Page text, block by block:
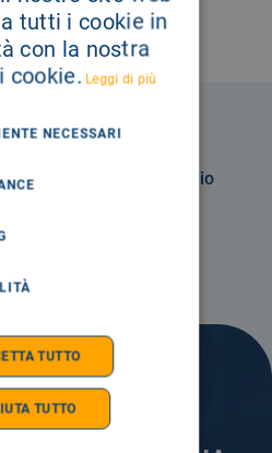
in Servizio Sanitario
tutti i cookie in
con la nostra
cookie. Leggi di più
NECESSARI
TUTTO
TUTTO